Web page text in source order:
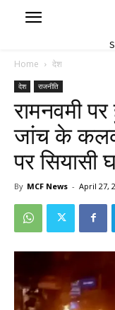
Home देश
देश राजनीति
रामनवमी
जांच के
पर सियासी
By MCF News - April 27,